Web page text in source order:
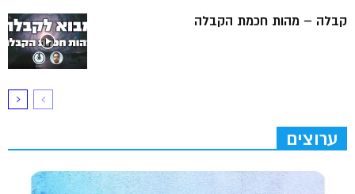
קבלה – מהות חכמת הקבלה
ערוצים